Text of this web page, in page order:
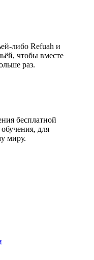
либо Refuah и
чтобы вместе
раз.
бесплатной
для
миру.